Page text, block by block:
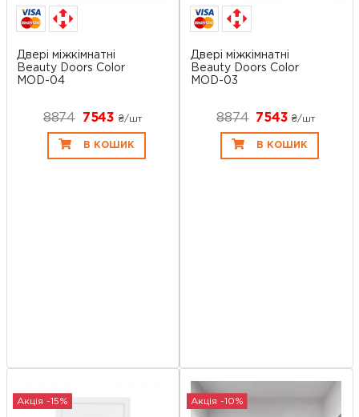
Двері міжкімнатні
Beauty Doors Color
MOD-04
8874 7543 ₴/шт
В КОШИК
Двері міжкімнатні
Beauty Doors Color
MOD-03
8874 7543₴/шт
В КОШИК
Акція -15% Акція -10%